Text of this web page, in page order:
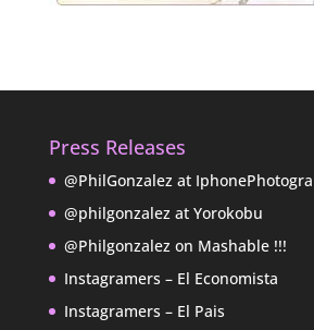
Press Releases
@PhilGonzalez at
@philgonzalez at Yorokobu
@Philgonzalez on Mashable !!!
Instagramers – El Economista
Instagramers – El Pais